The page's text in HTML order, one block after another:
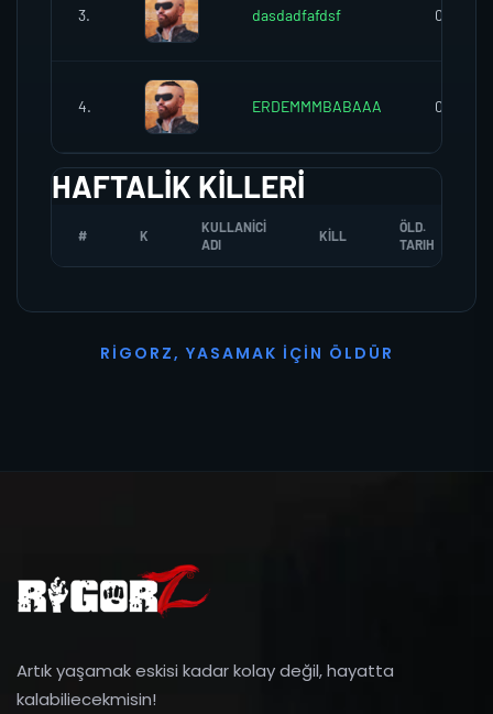
3. dasdadfafdsf 0
4. ERDEMMMBABAAA 0
HAFTALIK KILLERI
# K
KULLANICI
ADI
KILL
ÖLD.
TARIH
R I G O R Z, YASAMAK İ ÇI N Ö L D Ü R
Artık yaşamak eskisi kadar kolay değil, hayatta
kalabiliecekmisin!